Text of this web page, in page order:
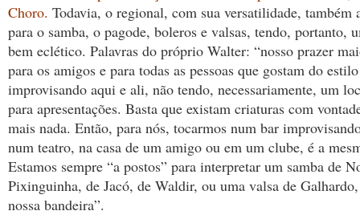
Choro. Todavia, o regional, com sua versatilidade, também
para o samba, o pagode, boleros e valsas, tendo, portanto,
bem eclético. Palavras do próprio Walter: “nosso prazer
para os amigos e para todas as pessoas que gostam do
improvisando aqui e ali, não tendo, necessariamente, um
para apresentações. Basta que existam criaturas com
mais nada. Então, para nós, tocarmos num bar
num teatro, na casa de um amigo ou em um clube, é a
Estamos sempre “a postos” para interpretar um samba de
Pixinguinha, de Jacó, de Waldir, ou uma valsa de
nossa bandeira”.